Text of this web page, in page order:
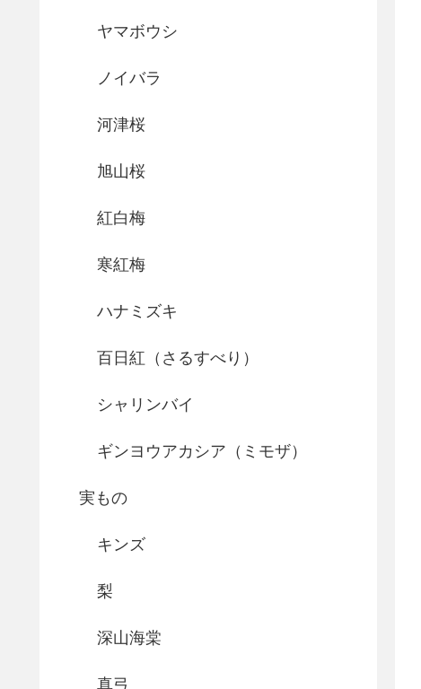
ヤマボウシ
ノイバラ
河津桜
旭山桜
紅白梅
寒紅梅
ハナミズキ
百日紅（さるすべり）
シャリンバイ
ギンヨウアカシア（ミモザ）
実もの
キンズ
梨
深山海棠
真弓